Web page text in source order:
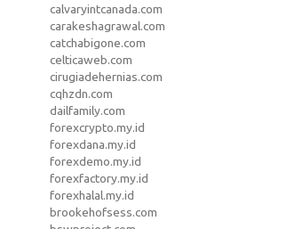
calvaryintcanada.com
carakeshagrawal.com
catchabigone.com
celticaweb.com
cirugiadehernias.com
cqhzdn.com
dailfamily.com
forexcrypto.my.id
forexdana.my.id
forexdemo.my.id
forexfactory.my.id
forexhalal.my.id
brookehofsess.com